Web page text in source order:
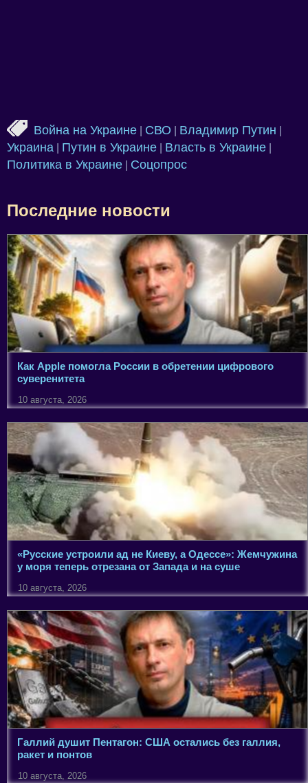
Война на Украине СВО Владимир Путин
Украина Путин в Украине Власть в Украине
Политика в Украине Соцопрос
Последние новости
Как Apple помогла России в обретении цифрового
суверенитета
10 августа, 2026
«Русские устроили ад не Киеву, а Одессе»: Жемчужина
у моря теперь отрезана от Запада и на суше
10 августа, 2026
Галлий душит Пентагон: США остались без галлия,
ракет и понтов
10 августа, 2026